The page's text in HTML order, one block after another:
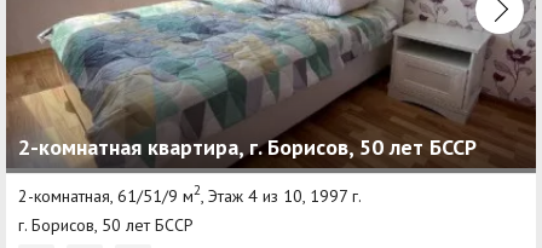
2-комнатная квартира, г. Борисов, 50 лет БССР
2-комнатная, 61/51/9 м2, Этаж 4 из 10, 1997 г.
г. Борисов, 50 лет БССР